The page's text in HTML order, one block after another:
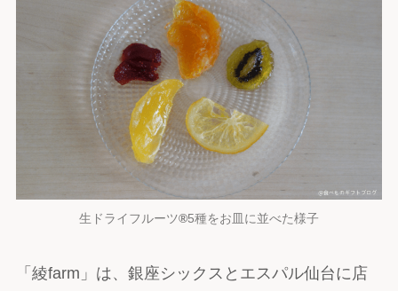
生ドライフルーツ®5種をお皿に並べた様子
「綾farm」は、銀座シックスとエスパル仙台に店